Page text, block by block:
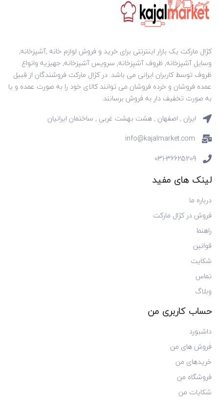
کژال مارکت یک بازار اینترنتی برای خرید و فروش لوازم خانه ,آشپزخانه,
وسایل آشپزخانه, ظروف آشپزخانه, سرویس آشپزخانه, جهیزیه وانواع
ظروف توسط کاربران ایرانی می باشد. در کژال مارکت فروشندگان از قبیل
عمده فروشان و خرده فروشان می توانند کالای خود را به صورت عمده و یا
به صورت تخفیف دار به فروش برسانند.
ایران , اصفهان , هشت بهشت غربی , ساختمان ایرانیان
info@kajalmarket.com
031-36625209
لینک های مفید
درباره ما
فروش در کژال مارکت
راهنما
قوانین
شکایت
تماس
وبلاگ
حساب کاربری من
داشبورد
فروش های من
خریدهای من
فروشگاه من
شکایات من